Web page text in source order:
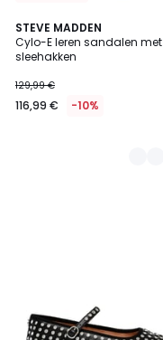
STEVE MADDEN
Cylo-E leren sandalen met
sleehakken
129,99 €
116,99 € -10%
2
Kleuren